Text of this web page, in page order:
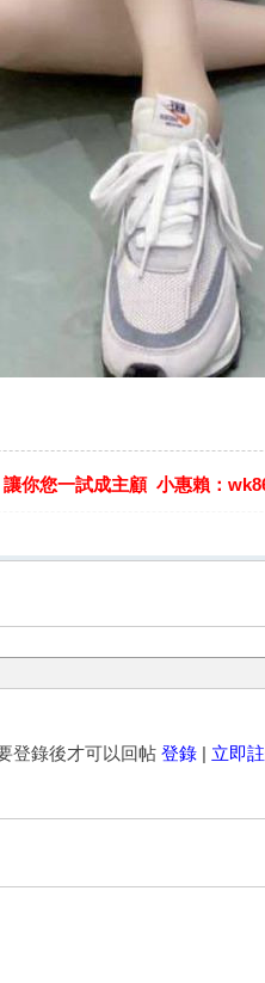
你您一試成主顧 小惠賴：
登錄後才可以回帖 登錄 | 立即